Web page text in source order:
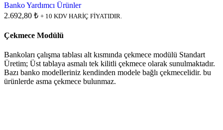
Banko Yardımcı Ürünler
2.692,80 ₺ + 10 KDV HARİÇ FİYATIDIR.
Çekmece Modülü
Bankoları çalışma tablası alt kısmında çekmece modülü Standart
Üretim; Üst tablaya asmalı tek kilitli çekmece olarak sunulmaktadır.
Bazı banko modelleriniz kendinden modele bağlı çekmecelidir. bu
ürünlerde asma çekmece bulunmaz.